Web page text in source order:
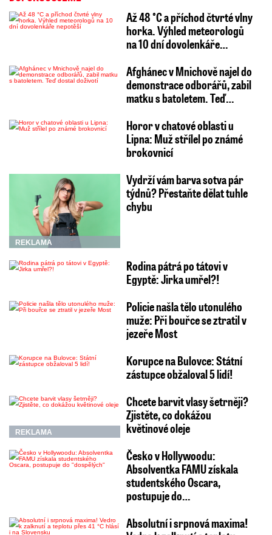
Až 48 °C a příchod čtvrté vlny
horka. Výhled meteorologů
na 10 dní dovolenkáře…
Afghánec v Mnichově najel do
demonstrace odborářů, zabil
matku s batoletem. Teď…
Horor v chatové oblasti u
Lipna: Muž střílel po známé
brokovnicí
REKLAMA
Vydrží vám barva sotva pár
týdnů? Přestaňte dělat tuhle
chybu
Rodina pátrá po tátovi v
Egyptě: Jirka umřel?!
Policie našla tělo utonulého
muže: Při bouřce se ztratil v
jezeře Most
Korupce na Bulovce: Státní
zástupce obžaloval 5 lidí!
REKLAMA
Chcete barvit vlasy šetrněji?
Zjistěte, co dokážou
květinové oleje
Česko v Hollywoodu:
Absolventka FAMU získala
studentského Oscara,
postupuje do…
Absolutní i srpnová maxima!